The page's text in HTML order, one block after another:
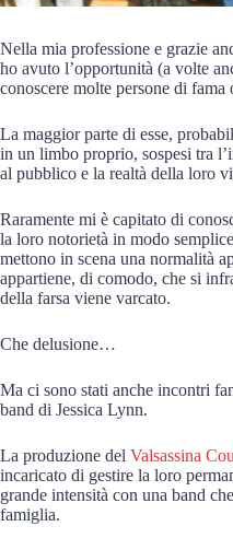
Nella mia professione e grazie
ho avuto l’opportunità (a volte
conoscere molte persone di fama
La maggior parte di esse,
in un limbo proprio, sospesi tra
al pubblico e la realtà della loro
Raramente mi è capitato di
la loro notorietà in modo
mettono in scena una normalità
appartiene, di comodo, che si
della farsa viene varcato.
Che delusione…
Ma ci sono stati anche incontri
band di Jessica Lynn.
La produzione del Valsassina
incaricato di gestire la loro
grande intensità con una band
famiglia.